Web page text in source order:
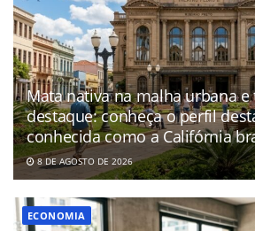
Mata nativa na malha urbana
destaque: conheça o perfil
conhecida como a Califórnia
8 DE AGOSTO DE 2026
ECONOMIA